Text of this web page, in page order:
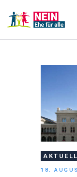
AKTUELL
ÜBER
AKTUELL
18.